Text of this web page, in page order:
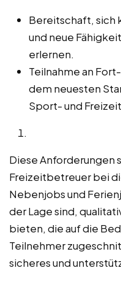
Bereitschaft, sich
und neue
erlernen.
Teilnahme an
dem neuesten
Sport- und
Diese Anforderungen
Freizeitbetreuer bei
Nebenjobs und
der Lage sind,
bieten, die auf die
Teilnehmer
sicheres und